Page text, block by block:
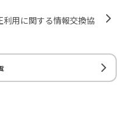
用に関する情報交換協